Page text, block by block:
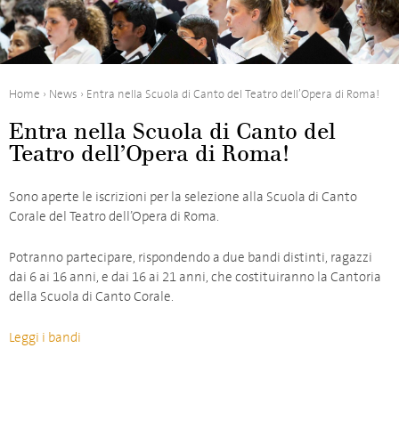
Home › News › Entra nella Scuola di Canto del Teatro dell’Opera di Roma!
Entra nella Scuola di Canto del
Teatro dell’Opera di Roma!
Sono aperte le iscrizioni per la selezione alla Scuola di Canto
Corale del Teatro dell’Opera di Roma.
Potranno partecipare, rispondendo a due bandi distinti, ragazzi
dai 6 ai 16 anni, e dai 16 ai 21 anni, che costituiranno la Cantoria
della Scuola di Canto Corale.
Leggi i bandi